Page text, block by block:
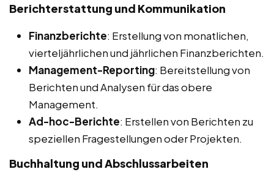
Berichterstattung und Kommunikation
Finanzberichte: Erstellung von monatlichen,
vierteljährlichen und jährlichen Finanzberichten.
Management-Reporting: Bereitstellung von
Berichten und Analysen für das obere
Management.
Ad-hoc-Berichte: Erstellen von Berichten zu
speziellen Fragestellungen oder Projekten.
Buchhaltung und Abschlussarbeiten